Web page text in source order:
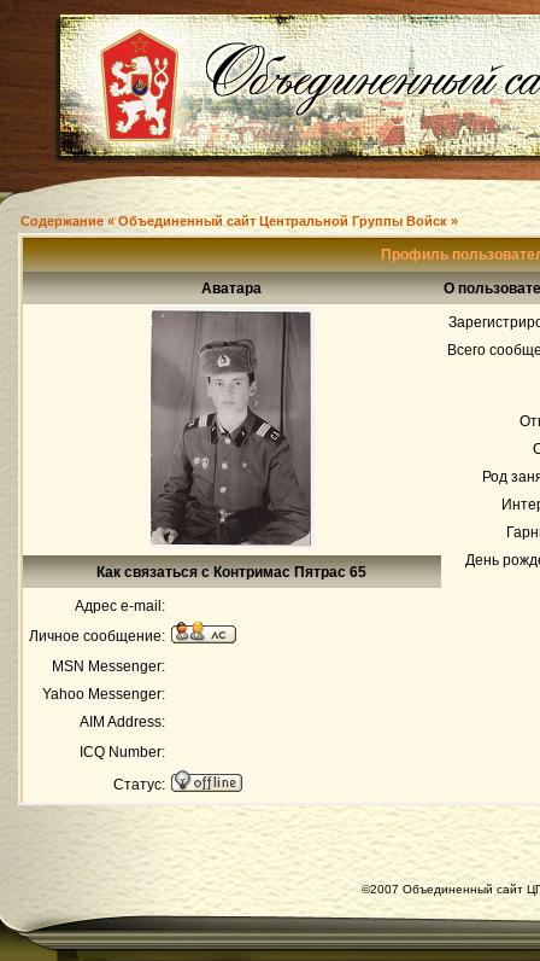
Содержание « Объединенный сайт Центральной Группы Войск »
Профиль
Аватара
О
Всего
Род
День
Как связаться с Контримас Пятрас 65
Адрес e-mail:
Личное сообщение:
MSN Messenger:
Yahoo Messenger:
AIM Address:
ICQ Number:
Статус:
©2007 Объединенный сайт